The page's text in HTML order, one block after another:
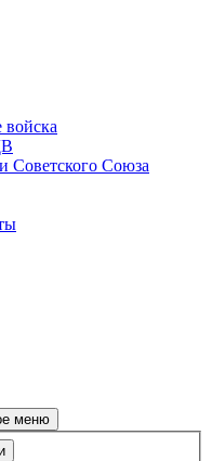
Советского Союза
меню